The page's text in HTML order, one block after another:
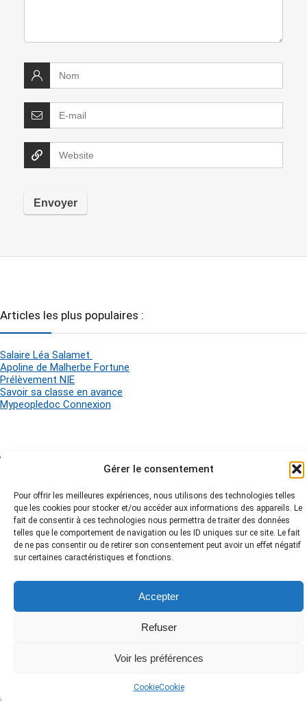
Gérer le consentement
Pour offrir les meilleures expériences, nous utilisons des technologies telles
que les cookies pour stocker et/ou accéder aux informations des appareils. Le
fait de consentir à ces technologies nous permettra de traiter des données
telles que le comportement de navigation ou les ID uniques sur ce site. Le fait
de ne pas consentir ou de retirer son consentement peut avoir un effet négatif
sur certaines caractéristiques et fonctions.
Accepter
Refuser
Voir les préférences
CookieCookie
Articles les plus populaires :
Salaire Léa Salamet
Apoline de Malherbe Fortune
Prélèvement NIE
Savoir sa classe en avance
Mypeopledoc Connexion
2026 Industrie 4.0 - Tous droits réservés -Mentions légales